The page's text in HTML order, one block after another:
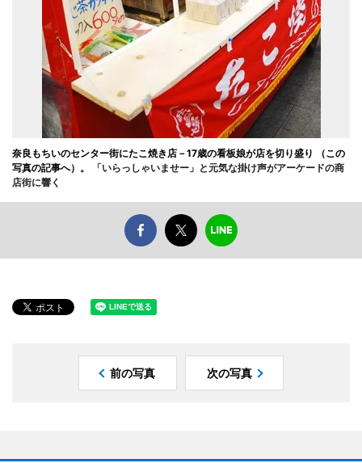
奈良もちいのセンター街にたこ焼き店－17歳の看板娘が店を切り盛り （この
写真の記事へ）。
「いらっしゃいませー」と元気な掛け声がアーケードの商
店街に響く
前の写真 次の写真